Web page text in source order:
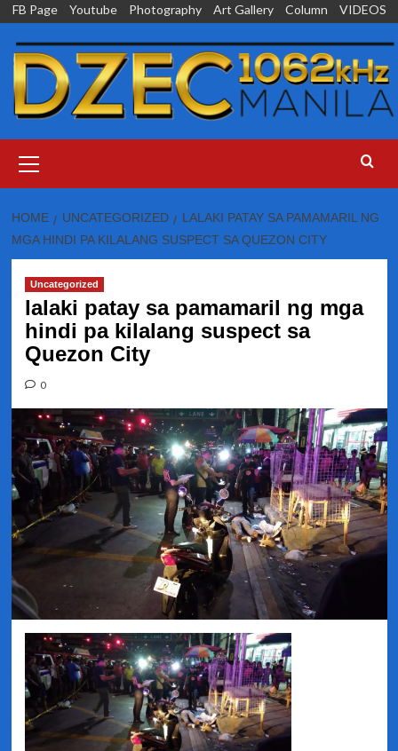
Skip
content
FB Page Youtube Photography Art Gallery Column VIDEOS
Menu
HOME UNCATEGORIZED
LALAKI PATAY SA PAMAMARIL NG
MGA HINDI PA KILALANG SUSPECT SA QUEZON CITY
Uncategorized
lalaki patay sa pamamaril ng mga
hindi pa kilalang suspect sa
Quezon City
0